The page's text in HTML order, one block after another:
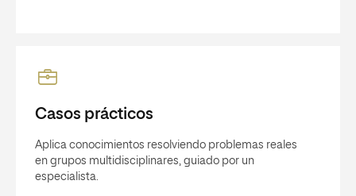
Casos prácticos
Aplica conocimientos resolviendo problemas reales
en grupos multidisciplinares, guiado por un
especialista.